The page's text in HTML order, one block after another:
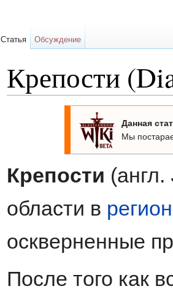
Крепости
Данная
Мы
Крепости (англ.
области в
оскверненные
После того как
Статья Обсуждение